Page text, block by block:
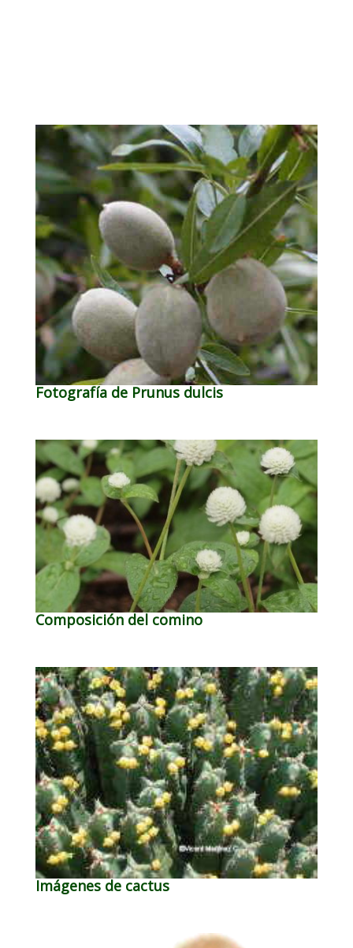
Fotografía de Prunus dulcis
Composición del comino
Imágenes de cactus